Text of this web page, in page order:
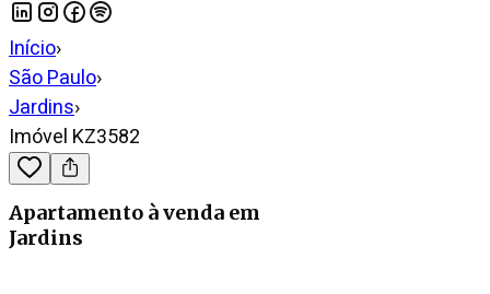
Início›
São Paulo›
Jardins›
Imóvel KZ3582
Apartamento à venda em
Jardins